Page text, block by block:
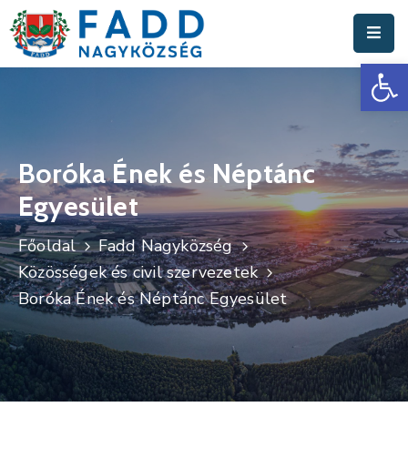
Hivatal
Fadd
Nagyközség
Turisztika
Választási
Információk
Események
Boróka Ének és Néptánc
Egyesület
Főoldal
Fadd Nagyközség
Közösségek és civil szervezetek
Boróka Ének és Néptánc Egyesület